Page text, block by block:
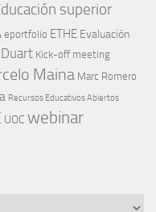
superior
eportfolio ETHE Evaluación
Kick-off meeting
Maina Marc Romero
Recursos Educativos Abiertos
UOC webinar